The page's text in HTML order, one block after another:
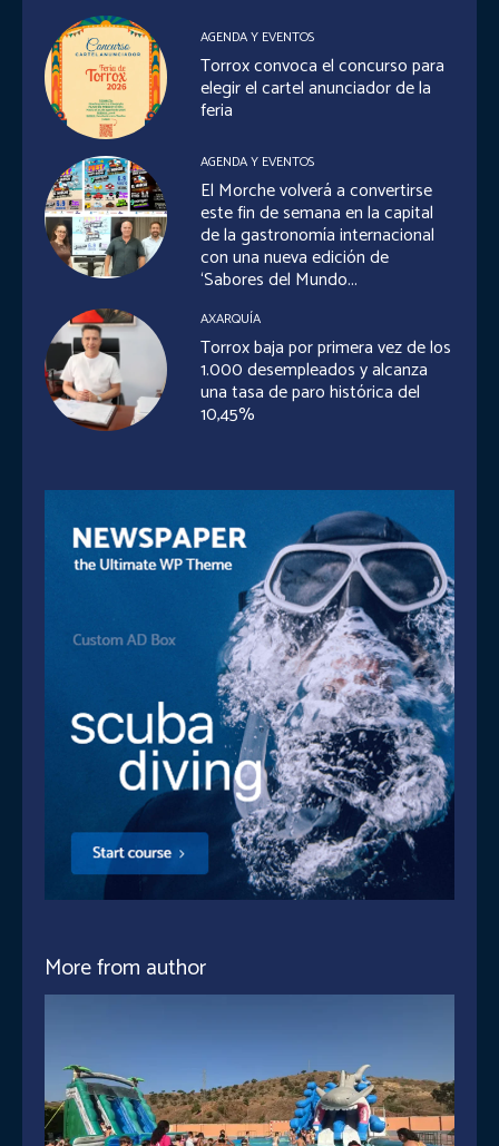
AGENDA Y EVENTOS
Torrox convoca el concurso para
elegir el cartel anunciador de la
feria
AGENDA Y EVENTOS
El Morche volverá a convertirse
este fin de semana en la capital
de la gastronomía internacional
con una nueva edición de
‘Sabores del Mundo...
AXARQUÍA
Torrox baja por primera vez de los
1.000 desempleados y alcanza
una tasa de paro histórica del
10,45%
More from author